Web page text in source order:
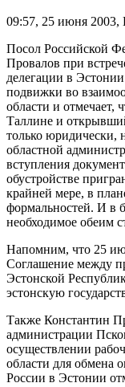
09:57, 25 июня
Посол Российской
Провалов при
делегации в
подвижки во
области и отмечает,
Таллине и
только юридически,
областной
вступления
обустройстве
крайней мере, в
формальностей. И в
необходимое обеим
Напомним, что 25
Соглашение между
Эстонской
эстонскую
Также Константин
администрации
осуществлении
области для обмена
России в Эстонии